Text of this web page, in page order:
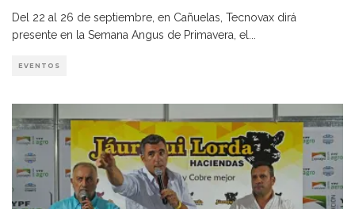
Del 22 al 26 de septiembre, en Cañuelas, Tecnovax dirá
presente en la Semana Angus de Primavera, el
EVENTOS